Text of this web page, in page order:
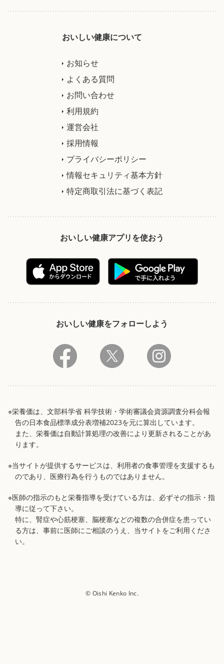
おいしい健康について
お知らせ
よくある質問
お問い合わせ
利用規約
運営会社
採用情報
プライバシーポリシー
情報セキュリティ基本方針
特定商取引法に基づく表記
おいしい健康アプリを使おう
おいしい健康をフォローしよう
※栄養価は、文部科学省 科学技術・学術審議会資源調査分科会報
告の日本食品標準成分表増補2023を元に算出しています。
また、栄養価は自動計算処理の改善により更新されることがあ
ります。
※当サイトが提供するサービスは、利用者の食事管理を支援するも
のであり、医療行為を行うものではありません。
※医師の指示のもと栄養指導を受けている方は、必ずその指示・指
導に従って下さい。
特に、腎症や心筋梗塞、脳梗塞などの複数の合併症を患ってい
る方は、事前に医師にご相談のうえ、当サイトをご利用くださ
い。
© Oishi Kenko Inc.